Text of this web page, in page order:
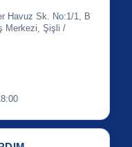
Havuz Sk. No:1/1, B
Merkezi, Şişli /